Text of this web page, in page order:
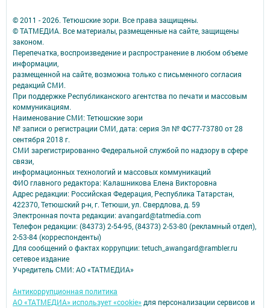
© 2011 - 2026. Тетюшские зори. Все права защищены.
© ТАТМЕДИА. Все материалы, размещенные на сайте, защищены
законом.
Перепечатка, воспроизведение и распространение в любом объеме
информации,
размещенной на сайте, возможна только с письменного согласия
редакций СМИ.
При поддержке Республиканского агентства по печати и массовым
коммуникациям.
Наименование СМИ: Тетюшские зори
№ записи о регистрации СМИ, дата: серия Эл № ФС77-73780 от 28
сентября 2018 г.
СМИ зарегистрированно Федеральной службой по надзору в сфере
связи,
информационных технологий и массовых коммуникаций
ФИО главного редактора: Калашникова Елена Викторовна
Адрес редакции: Российская Федерация, Республика Татарстан,
422370, Тетюшский р-н, г. Тетюши, ул. Свердлова, д. 59
Электронная почта редакции: avangard@tatmedia.com
Телефон редакции: (84373) 2-54-95, (84373) 2-53-80 (рекламный отдел),
2-53-84 (корреспонденты)
Для сообщений о фактах коррупции: tetuch_awangard@rambler.ru
сетевое издание
Учредитель СМИ: АО «ТАТМЕДИА»
Антикоррупционная политика
АО «ТАТМЕДИА» использует «cookie» для персонализации сервисов и